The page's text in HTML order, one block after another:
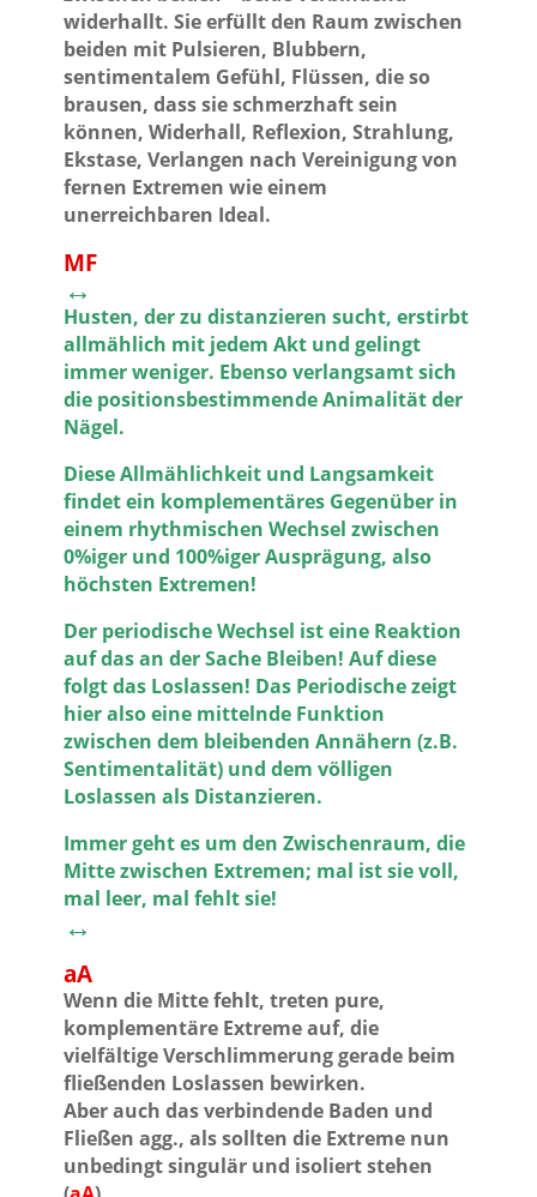
widerhallt. Sie erfüllt den Raum zwischen
beiden mit Pulsieren, Blubbern,
sentimentalem Gefühl, Flüssen, die so
brausen, dass sie schmerzhaft sein
können, Widerhall, Reflexion, Strahlung,
Ekstase, Verlangen nach Vereinigung von
fernen Extremen wie einem
unerreichbaren Ideal.
MF
↔
Husten, der zu distanzieren sucht, erstirbt
allmählich mit jedem Akt und gelingt
immer weniger. Ebenso verlangsamt sich
die positionsbestimmende Animalität der
Nägel.
Diese Allmählichkeit und Langsamkeit
findet ein komplementäres Gegenüber in
einem rhythmischen Wechsel zwischen
0%iger und 100%iger Ausprägung, also
höchsten Extremen!
Der periodische Wechsel ist eine Reaktion
auf das an der Sache Bleiben! Auf diese
folgt das Loslassen! Das Periodische zeigt
hier also eine mittelnde Funktion
zwischen dem bleibenden Annähern (z.B.
Sentimentalität) und dem völligen
Loslassen als Distanzieren.
Immer geht es um den Zwischenraum, die
Mitte zwischen Extremen; mal ist sie voll,
mal leer, mal fehlt sie!
↔
aA
Wenn die Mitte fehlt, treten pure,
komplementäre Extreme auf, die
vielfältige Verschlimmerung gerade beim
fließenden Loslassen bewirken.
Aber auch das verbindende Baden und
Fließen agg., als sollten die Extreme nun
unbedingt singulär und isoliert stehen